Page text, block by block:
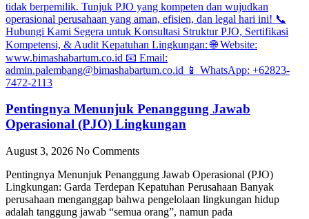
Pentingnya Menunjuk Penanggung Jawab
Operasional (PJO) Lingkungan
August 3, 2026 No Comments
Pentingnya Menunjuk Penanggung Jawab Operasional (PJO)
Lingkungan: Garda Terdepan Kepatuhan Perusahaan Banyak
perusahaan menganggap bahwa pengelolaan lingkungan hidup
adalah tanggung jawab “semua orang”, namun pada